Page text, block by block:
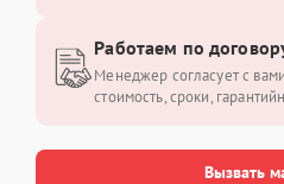
Вызвать
Работаем по
Менеджер согласует с
стоимость, сроки,